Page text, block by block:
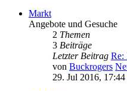
Markt
Angebote und Gesuche
2 Themen
3 Beiträge
Letzter Beitrag Re:
von Buckrogers
29. Jul 2016, 17:44